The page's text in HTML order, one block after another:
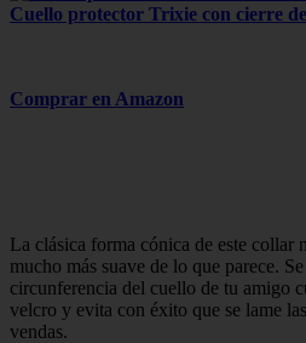
Cuello protector Trixie con cierre
Comprar en Amazon
La clásica forma cónica de este collar
mucho más suave de lo que parece.
circunferencia del cuello de tu amigo
velcro y evita con éxito que se lame
vendas.